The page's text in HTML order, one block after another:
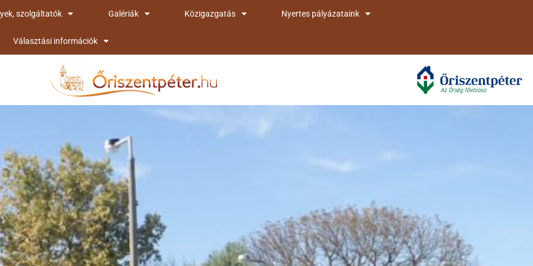
szolgáltatók Galériák Közigazgatás Nyertes pályázataink
Választási információk